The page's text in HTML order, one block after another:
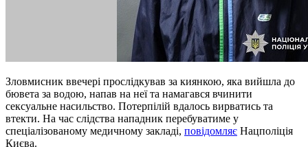
Зловмисник ввечері прослідкував за киянкою, яка вийшла до
бювета за водою, напав на неї та намагався вчинити
сексуальне насильство. Потерпілій вдалось вирватись та
втекти. На час слідства нападник перебуватиме у
спеціалізованому медичному закладі, повідомляє Нацполіція
Києва.